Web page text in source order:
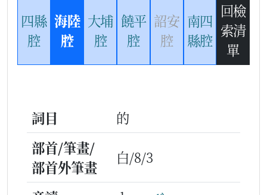
四縣
腔
海陸
腔
大埔
腔
饒平
腔
詔安
腔
南四
縣腔
回檢
索清
單
詞目
的
部首/筆畫/
部首外筆畫
白/8/3